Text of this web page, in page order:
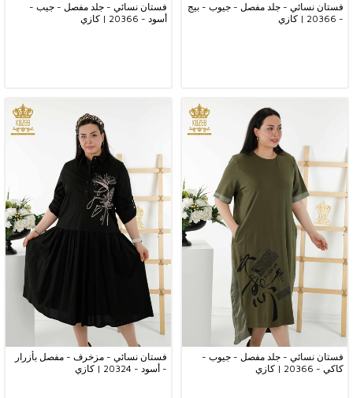
فستان نسائي - جلد مفصل - جيوب - بيج
- 20366 | كازي
فستان نسائي - جلد مفصل - جيب -
أسود - 20366 | كازي
فستان نسائي - جلد مفصل - جيوب -
كاكي - 20366 | كازي
فستان نسائي - مزخرف - مفصل بأزرار
- أسود - 20324 | كازي